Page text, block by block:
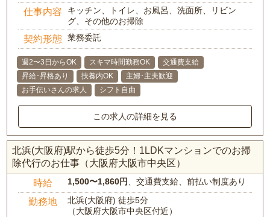
仕事内容
キッチン、トイレ、お風呂、洗面所、リビン
グ、その他のお掃除
契約形態 業務委託
週2〜3日からOK スキマ時間勤務OK
交通費支給
昇給･昇格あり
扶養内OK
主婦･主夫歓迎
お手伝いさんの求人
シフト自由
この求人の詳細を見る
北浜(大阪府)駅から徒歩5分！1LDKマンションでのお掃
除代行のお仕事（大阪府大阪市中央区）
時給 1,500〜1,860円、交通費支給、前払い制度あり
勤務地
北浜(大阪府) 徒歩5分
（大阪府大阪市中央区付近）